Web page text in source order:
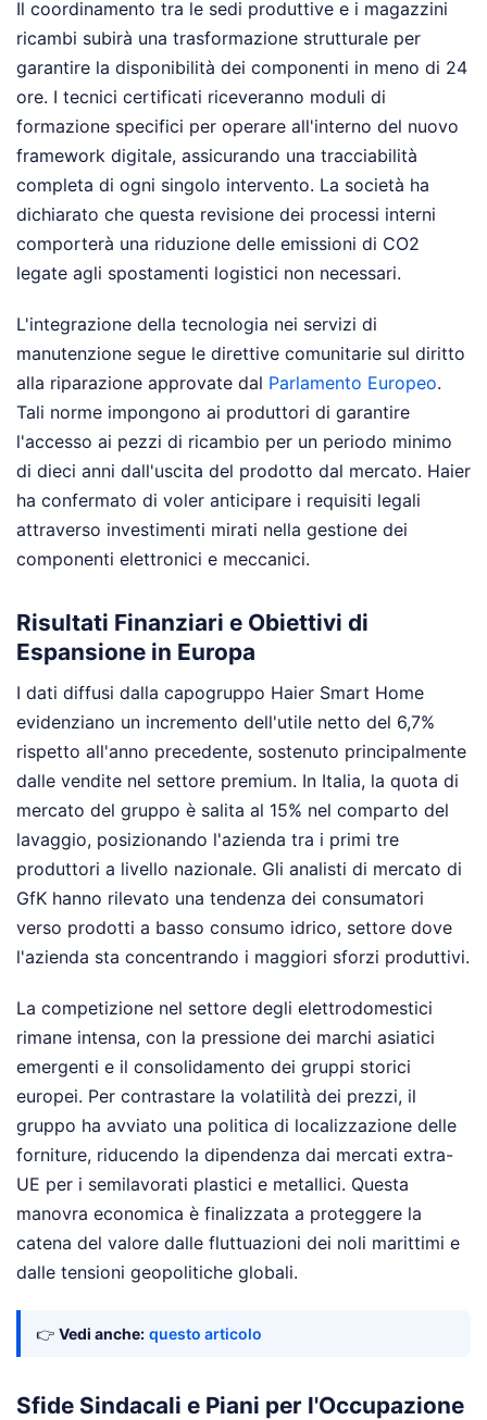
Il coordinamento tra le sedi produttive e i magazzini
ricambi subirà una trasformazione strutturale per
garantire la disponibilità dei componenti in meno di 24
ore. I tecnici certificati riceveranno moduli di
formazione specifici per operare all'interno del nuovo
framework digitale, assicurando una tracciabilità
completa di ogni singolo intervento. La società ha
dichiarato che questa revisione dei processi interni
comporterà una riduzione delle emissioni di CO2
legate agli spostamenti logistici non necessari.
L'integrazione della tecnologia nei servizi di
manutenzione segue le direttive comunitarie sul diritto
alla riparazione approvate dal Parlamento Europeo.
Tali norme impongono ai produttori di garantire
l'accesso ai pezzi di ricambio per un periodo minimo
di dieci anni dall'uscita del prodotto dal mercato. Haier
ha confermato di voler anticipare i requisiti legali
attraverso investimenti mirati nella gestione dei
componenti elettronici e meccanici.
Risultati Finanziari e Obiettivi di
Espansione in Europa
I dati diffusi dalla capogruppo Haier Smart Home
evidenziano un incremento dell'utile netto del 6,7%
rispetto all'anno precedente, sostenuto principalmente
dalle vendite nel settore premium. In Italia, la quota di
mercato del gruppo è salita al 15% nel comparto del
lavaggio, posizionando l'azienda tra i primi tre
produttori a livello nazionale. Gli analisti di mercato di
GfK hanno rilevato una tendenza dei consumatori
verso prodotti a basso consumo idrico, settore dove
l'azienda sta concentrando i maggiori sforzi produttivi.
La competizione nel settore degli elettrodomestici
rimane intensa, con la pressione dei marchi asiatici
emergenti e il consolidamento dei gruppi storici
europei. Per contrastare la volatilità dei prezzi, il
gruppo ha avviato una politica di localizzazione delle
forniture, riducendo la dipendenza dai mercati extra-
UE per i semilavorati plastici e metallici. Questa
manovra economica è finalizzata a proteggere la
catena del valore dalle fluttuazioni dei noli marittimi e
dalle tensioni geopolitiche globali.
👉 Vedi anche: questo articolo
Sfide Sindacali e Piani per l'Occupazione